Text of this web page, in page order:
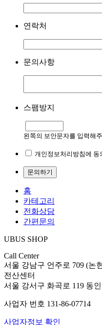
연락처
문의사항
스팸방지
왼쪽의 보안문자를 입력해주
개인정보처리방침에 동
문의하기
홈
카테고리
전화상담
간편문의
UBUS SHOP
Call Center
서울 강남구 언주로 709 (논
전산센터
서울 강서구 화곡로 119 동
사업자 번호 131-86-07714
사업자정보 확인